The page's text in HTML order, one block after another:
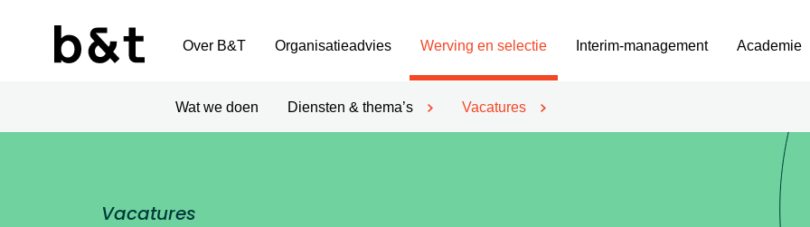
Over B&T Organisatieadvies Werving en selectie
Wat we doen Diensten & thema’s Vacatures
Interim-management Academie
Vacatures